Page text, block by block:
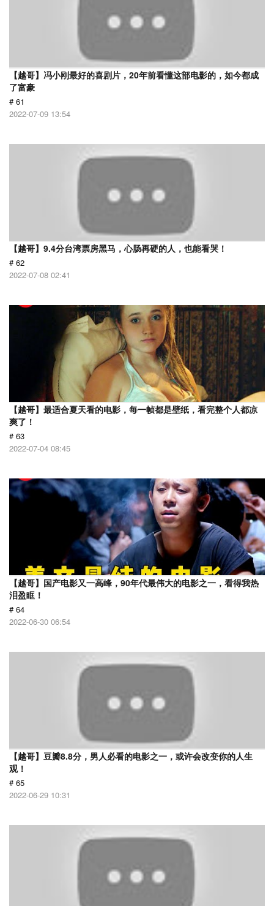
【越哥】冯小刚最好的喜剧片，20年前看懂这部电影的，如今都成
了富豪
# 61
2022-07-09 13:54
【越哥】9.4分台湾票房黑马，心肠再硬的人，也能看哭！
# 62
2022-07-08 02:41
【越哥】最适合夏天看的电影，每一帧都是壁纸，看完整个人都凉
爽了！
# 63
2022-07-04 08:45
【越哥】国产电影又一高峰，90年代最伟大的电影之一，看得我热
泪盈眶！
# 64
2022-06-30 06:54
【越哥】豆瓣8.8分，男人必看的电影之一，或许会改变你的人生
观！
# 65
2022-06-29 10:31